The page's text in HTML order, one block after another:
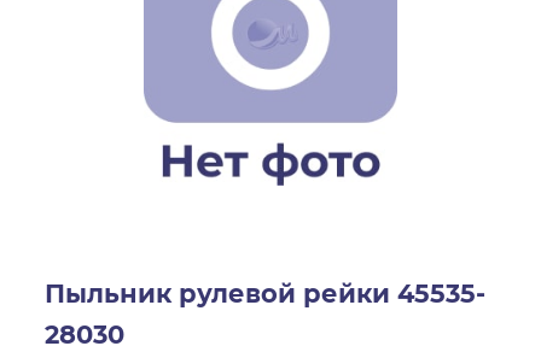
Пыльник рулевой рейки 45535-
28030